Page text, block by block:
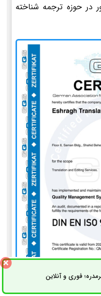
در حوزه ترجمه شناخته
فوری و آنلاینثبت سفارش